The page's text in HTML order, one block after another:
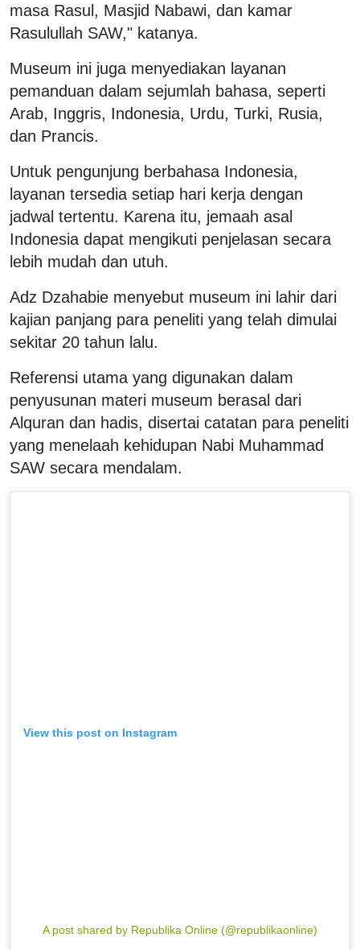
masa Rasul, Masjid Nabawi, dan kamar
Rasulullah SAW," katanya.
Museum ini juga menyediakan layanan
pemanduan dalam sejumlah bahasa, seperti
Arab, Inggris, Indonesia, Urdu, Turki, Rusia,
dan Prancis.
Untuk pengunjung berbahasa Indonesia,
layanan tersedia setiap hari kerja dengan
jadwal tertentu. Karena itu, jemaah asal
Indonesia dapat mengikuti penjelasan secara
lebih mudah dan utuh.
Adz Dzahabie menyebut museum ini lahir dari
kajian panjang para peneliti yang telah dimulai
sekitar 20 tahun lalu.
Referensi utama yang digunakan dalam
penyusunan materi museum berasal dari
Alquran dan hadis, disertai catatan para peneliti
yang menelaah kehidupan Nabi Muhammad
SAW secara mendalam.
View this post on Instagram
A post shared by Republika Online (@republikaonline)